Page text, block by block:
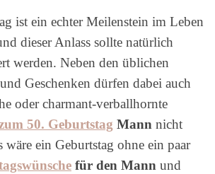
ist ein echter Meilenstein im Leben
dieser Anlass sollte natürlich
werden. Neben den üblichen
Geschenken dürfen dabei auch
oder charmant-verballhornte
50. Geburtstag Mann nicht
wäre ein Geburtstag ohne ein paar
für den Mann und